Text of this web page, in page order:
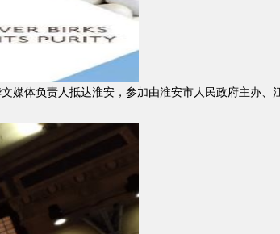
体负责人抵达淮安，参加由淮安市人民政府主办、